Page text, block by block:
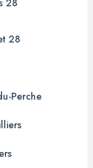
28
28
Perche